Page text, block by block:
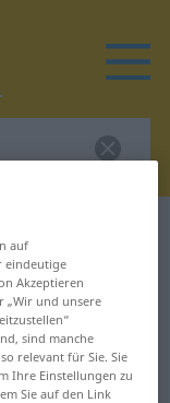
auf
eindeutige
Akzeptieren
„Wir und unsere
sind manche
relevant für Sie. Sie
Ihre Einstellungen zu
Sie auf den Link